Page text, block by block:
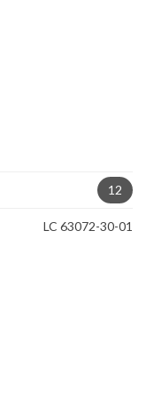
12
LC 63072-30-01